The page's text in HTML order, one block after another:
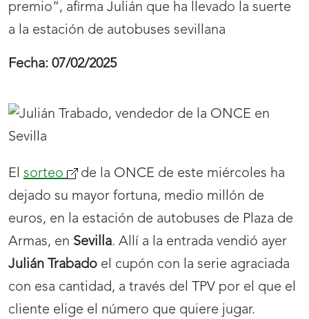
premio”, afirma Julián que ha llevado la suerte
a la estación de autobuses sevillana
Fecha: 07/02/2025
El sorteo (se
abrirá
nueva
ventana)
de la ONCE de este miércoles ha
dejado su mayor fortuna, medio millón de
euros, en la estación de autobuses de Plaza de
Armas, en Sevilla. Allí a la entrada vendió ayer
Julián Trabado el cupón con la serie agraciada
con esa cantidad, a través del TPV por el que el
cliente elige el número que quiere jugar.